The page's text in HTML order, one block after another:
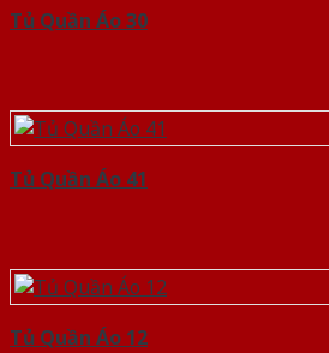
Tủ Quần Áo 30
Tủ Quần Áo 41
Tủ Quần Áo 12